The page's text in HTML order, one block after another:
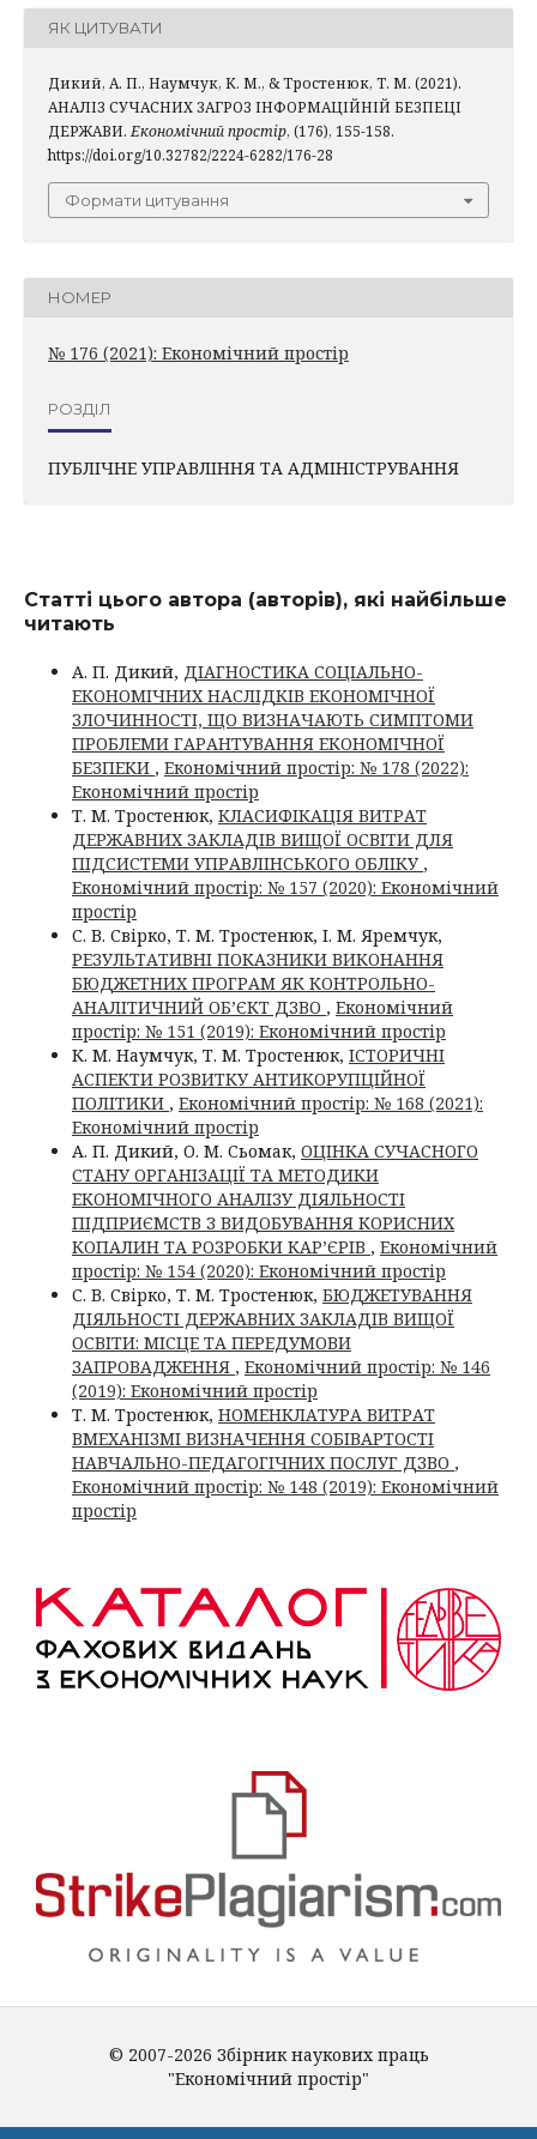
ЯК ЦИТУВАТИ
Дикий, А. П., Наумчук, К. М., & Тростенюк, Т. М. (2021).
АНАЛІЗ СУЧАСНИХ ЗАГРОЗ ІНФОРМАЦІЙНІЙ БЕЗПЕЦІ
ДЕРЖАВИ. Економічний простір, (176), 155-158.
https://doi.org/10.32782/2224-6282/176-28
Формати цитування
НОМЕР
№ 176 (2021): Економічний простір
РОЗДІЛ
ПУБЛІЧНЕ УПРАВЛІННЯ ТА АДМІНІСТРУВАННЯ
Статті цього автора (авторів), які найбільше
читають
А. П. Дикий, ДІАГНОСТИКА СОЦІАЛЬНО-
ЕКОНОМІЧНИХ НАСЛІДКІВ ЕКОНОМІЧНОЇ
ЗЛОЧИННОСТІ, ЩО ВИЗНАЧАЮТЬ СИМПТОМИ
ПРОБЛЕМИ ГАРАНТУВАННЯ ЕКОНОМІЧНОЇ
БЕЗПЕКИ , Економічний простір: № 178 (2022):
Економічний простір
Т. М. Тростенюк, КЛАСИФІКАЦІЯ ВИТРАТ
ДЕРЖАВНИХ ЗАКЛАДІВ ВИЩОЇ ОСВІТИ ДЛЯ
ПІДСИСТЕМИ УПРАВЛІНСЬКОГО ОБЛІКУ ,
Економічний простір: № 157 (2020): Економічний
простір
С. В. Свірко, Т. М. Тростенюк, І. М. Яремчук,
РЕЗУЛЬТАТИВНІ ПОКАЗНИКИ ВИКОНАННЯ
БЮДЖЕТНИХ ПРОГРАМ ЯК КОНТРОЛЬНО-
АНАЛІТИЧНИЙ ОБ’ЄКТ ДЗВО , Економічний
простір: № 151 (2019): Економічний простір
К. М. Наумчук, Т. М. Тростенюк, ІСТОРИЧНІ
АСПЕКТИ РОЗВИТКУ АНТИКОРУПЦІЙНОЇ
ПОЛІТИКИ , Економічний простір: № 168 (2021):
Економічний простір
А. П. Дикий, О. М. Сьомак, ОЦІНКА СУЧАСНОГО
СТАНУ ОРГАНІЗАЦІЇ ТА МЕТОДИКИ
ЕКОНОМІЧНОГО АНАЛІЗУ ДІЯЛЬНОСТІ
ПІДПРИЄМСТВ З ВИДОБУВАННЯ КОРИСНИХ
КОПАЛИН ТА РОЗРОБКИ КАР’ЄРІВ , Економічний
простір: № 154 (2020): Економічний простір
С. В. Свірко, Т. М. Тростенюк, БЮДЖЕТУВАННЯ
ДІЯЛЬНОСТІ ДЕРЖАВНИХ ЗАКЛАДІВ ВИЩОЇ
ОСВІТИ: МІСЦЕ ТА ПЕРЕДУМОВИ
ЗАПРОВАДЖЕННЯ , Економічний простір: № 146
(2019): Економічний простір
Т. М. Тростенюк, НОМЕНКЛАТУРА ВИТРАТ
ВМЕХАНІЗМІ ВИЗНАЧЕННЯ СОБІВАРТОСТІ
НАВЧАЛЬНО-ПЕДАГОГІЧНИХ ПОСЛУГ ДЗВО ,
Економічний простір: № 148 (2019): Економічний
простір
© 2007-2026 Збірник наукових праць
"Економічний простір"